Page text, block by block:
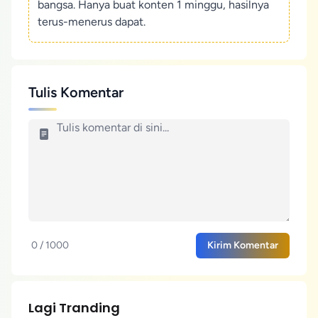
bangsa. Hanya buat konten 1 minggu, hasilnya
terus-menerus dapat.
Tulis Komentar
0 / 1000 Kirim Komentar
Lagi Tranding